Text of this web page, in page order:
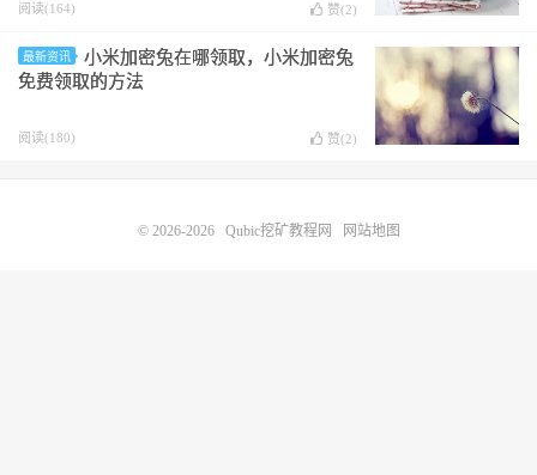
阅读(164) 赞(2)
最新资讯
小米加密兔在哪领取，小米加密兔
免费领取的方法
阅读(180) 赞(2)
© 2026-2026 Qubic挖矿教程网 网站地图